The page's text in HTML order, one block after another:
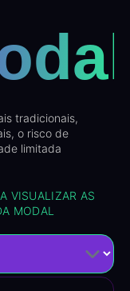
tradicionais,
o risco de
limitada
VISUALIZAR AS
MODAL